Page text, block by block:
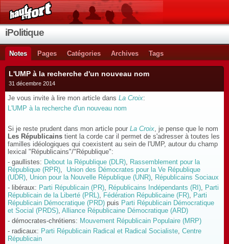
iPolitique
Notes Pages Catégories Archives Tags
L'UMP à la recherche d'un nouveau nom
31 décembre 2014
Je vous invite à lire mon article dans La Croix:
L'UMP à la recherche d'un nouveau nom
Si je reste prudent dans mon article pour La Croix, je pense que le nom
Les Républicains tient la corde car il permet de s'adresser à toutes les
familles idéologiques qui coexistent au sein de l'UMP, autour du champ
lexical "Républicains"/"République":
- gaullistes: Debout la République (DLR), Rassemblement pour la
République (RPR), Union des Démocrates pour la Ve République
(UDR), Union pour la Nouvelle République (UNR), Républicains Sociaux
- libéraux: Parti Républicain (PR), Républicains Indépendants (RI), Parti
Républicain de la Liberté (PRL), Fédération Républicaine (FR), Parti
Républicain Démocratique (PRD) puis Parti Républicain Démocratique
et Social (PRDS), Alliance Républicaine Démocratique (ARD)
- démocrates-chrétiens: Mouvement Républicain Populaire (MRP)
- radicaux: Parti Républicain Radical et Radical Socialiste, Centre
Républicain